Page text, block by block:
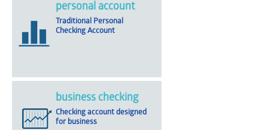
personal account
Traditional Personal
Checking Account
business checking
Checking account designed
for business